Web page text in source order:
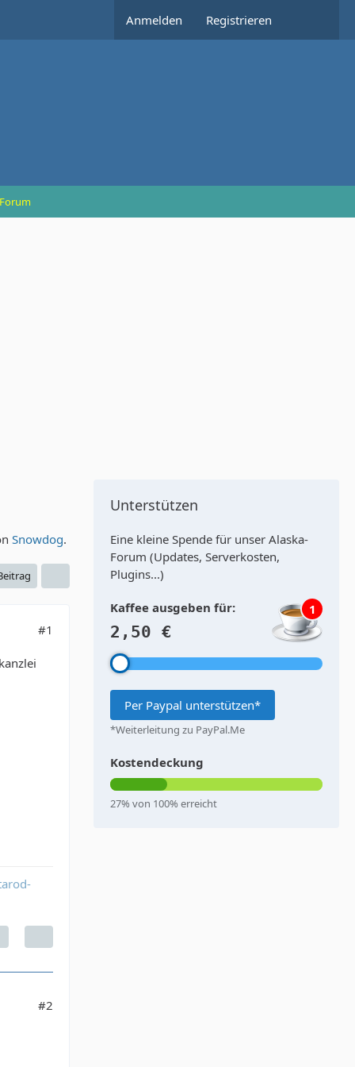
Anmelden Registrieren
Snowdog.
#1
#2
Unterstützen
Eine kleine Spende für unser Alaska-
Forum (Updates, Serverkosten,
Plugins...)
Kaffee ausgeben für:
2,50 €
1
Per Paypal unterstützen*
*Weiterleitung zu PayPal.Me
Kostendeckung
27% von 100% erreicht